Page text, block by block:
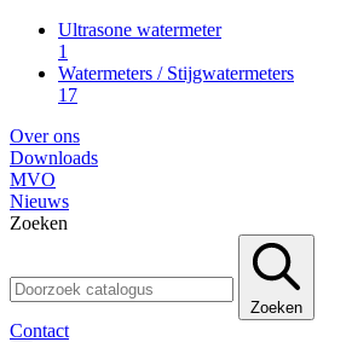
Ultrasone watermeter
1
Watermeters / Stijgwatermeters
17
Over ons
Downloads
MVO
Nieuws
Zoeken
Zoeken
Contact